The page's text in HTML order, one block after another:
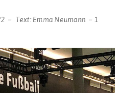
Text:Emma Neumann
1